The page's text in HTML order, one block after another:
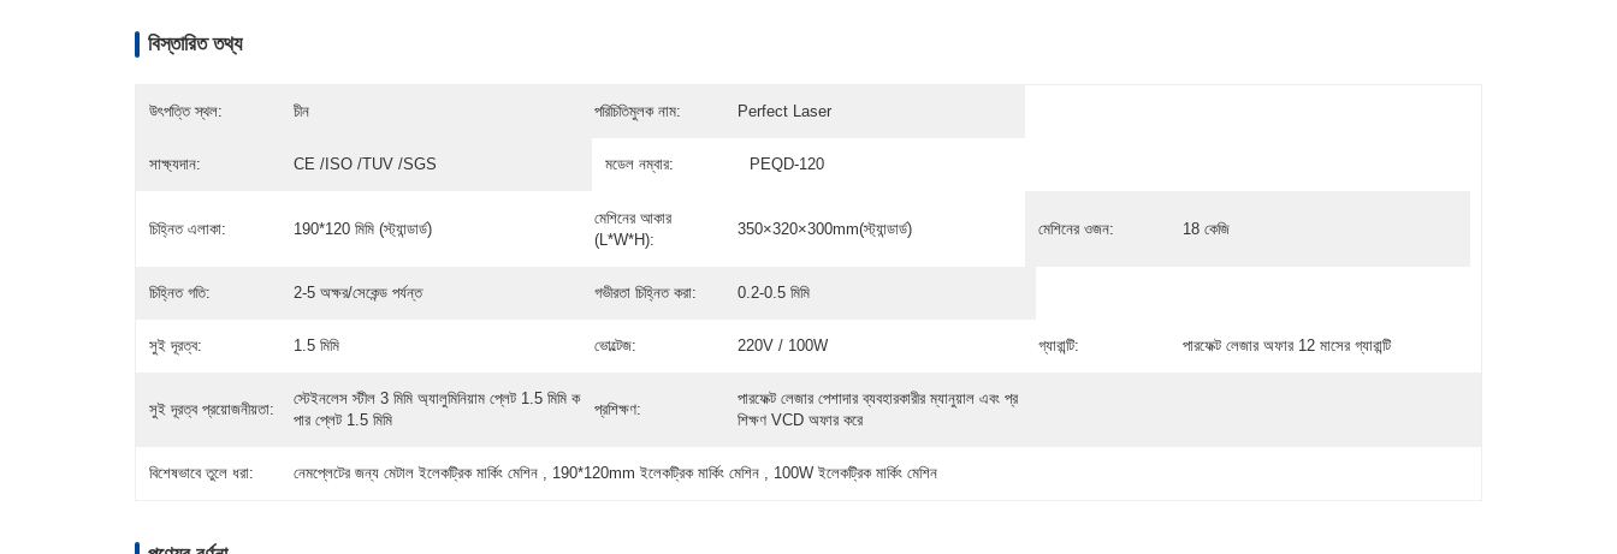
বিস্তারিত তথ্য
উৎপত্তি স্থল: চীন পরিচিতিমুলক নাম: Perfect Laser
সাক্ষ্যদান: CE /ISO /TUV /SGS মডেল নম্বার: PEQD-120
চিহ্নিত এলাকা: 190*120 মিমি (স্ট্যান্ডার্ড)
মেশিনের আকার
(L*W*H):
350×320×300mm(স্ট্যান্ডার্ড) মেশিনের ওজন: 18 কেজি
চিহ্নিত গতি: 2-5 অক্ষর/সেকেন্ড পর্যন্ত গভীরতা চিহ্নিত করা: 0.2-0.5 মিমি
সুই দূরত্ব: 1.5 মিমি ভোল্টেজ: 220V / 100W গ্যারান্টি: পারফেক্ট লেজার অফার 12 মাসের গ্যারান্টি
সুই দূরত্ব প্রয়োজনীয়তা:
স্টেইনলেস স্টীল 3 মিমি অ্যালুমিনিয়াম প্লেট 1.5 মিমি ক
পার প্লেট 1.5 মিমি
প্রশিক্ষণ:
পারফেক্ট লেজার পেশাদার ব্যবহারকারীর ম্যানুয়াল এবং প্র
শিক্ষণ VCD অফার করে
বিশেষভাবে তুলে ধরা: নেমপ্লেটের জন্য মেটাল ইলেকট্রিক মার্কিং মেশিন , 190*120mm ইলেকট্রিক মার্কিং মেশিন , 100W ইলেকট্রিক মার্কিং মেশিন